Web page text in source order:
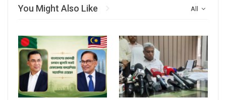
All
You Might Also Like